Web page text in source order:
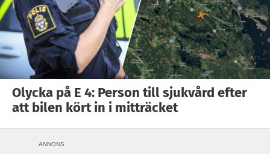
Olycka på E 4: Person till sjukvård efter
att bilen kört in i mitträcket
ANNONS